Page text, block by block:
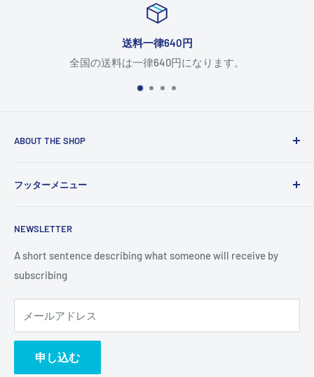
送料一律640円
全国の送料は一律640円になります。
ABOUT THE SHOP
and vision. You can change it in the theme settings.
フッターメニュー
NEWSLETTER
A short sentence describing what someone will receive by
subscribing
メールアドレス
申し込む